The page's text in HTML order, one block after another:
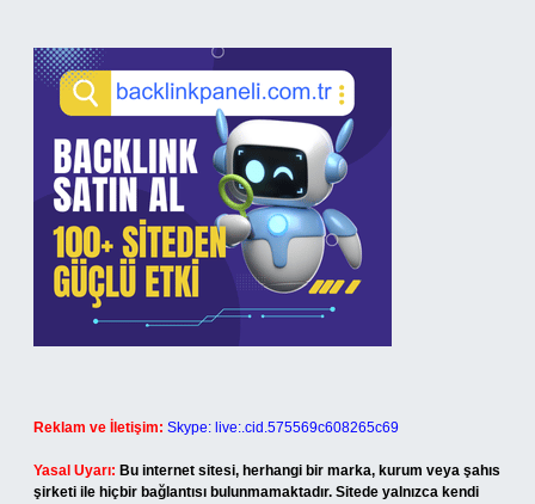
Reklam ve İletişim: Skype: live:.cid.575569c608265c69
Yasal Uyarı: Bu internet sitesi, herhangi bir marka, kurum veya şahıs
şirketi ile hiçbir bağlantısı bulunmamaktadır. Sitede yalnızca kendi